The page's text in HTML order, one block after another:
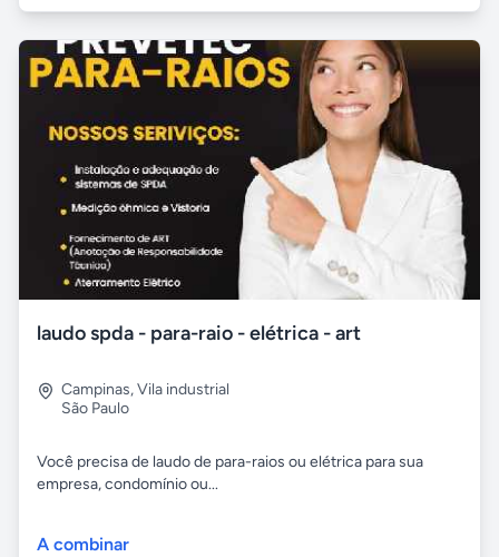
laudo spda - para-raio - elétrica - art
Campinas,Vila industrial
São Paulo
Você precisa de laudo de para-raios ou elétrica para sua
empresa, condomínio ou...
A combinar